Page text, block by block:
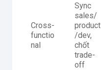
Cross-
functio
nal
Sync
sales/
product
/dev,
chốt
trade-
off